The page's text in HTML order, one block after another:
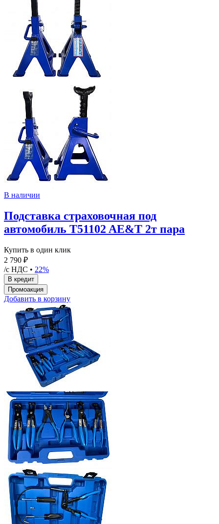
В наличии
Подставка страховочная под
автомобиль T51102 AE&T 2т пара
Купить в один клик
2 790 ₽
/с НДС • 22%
Добавить в корзину